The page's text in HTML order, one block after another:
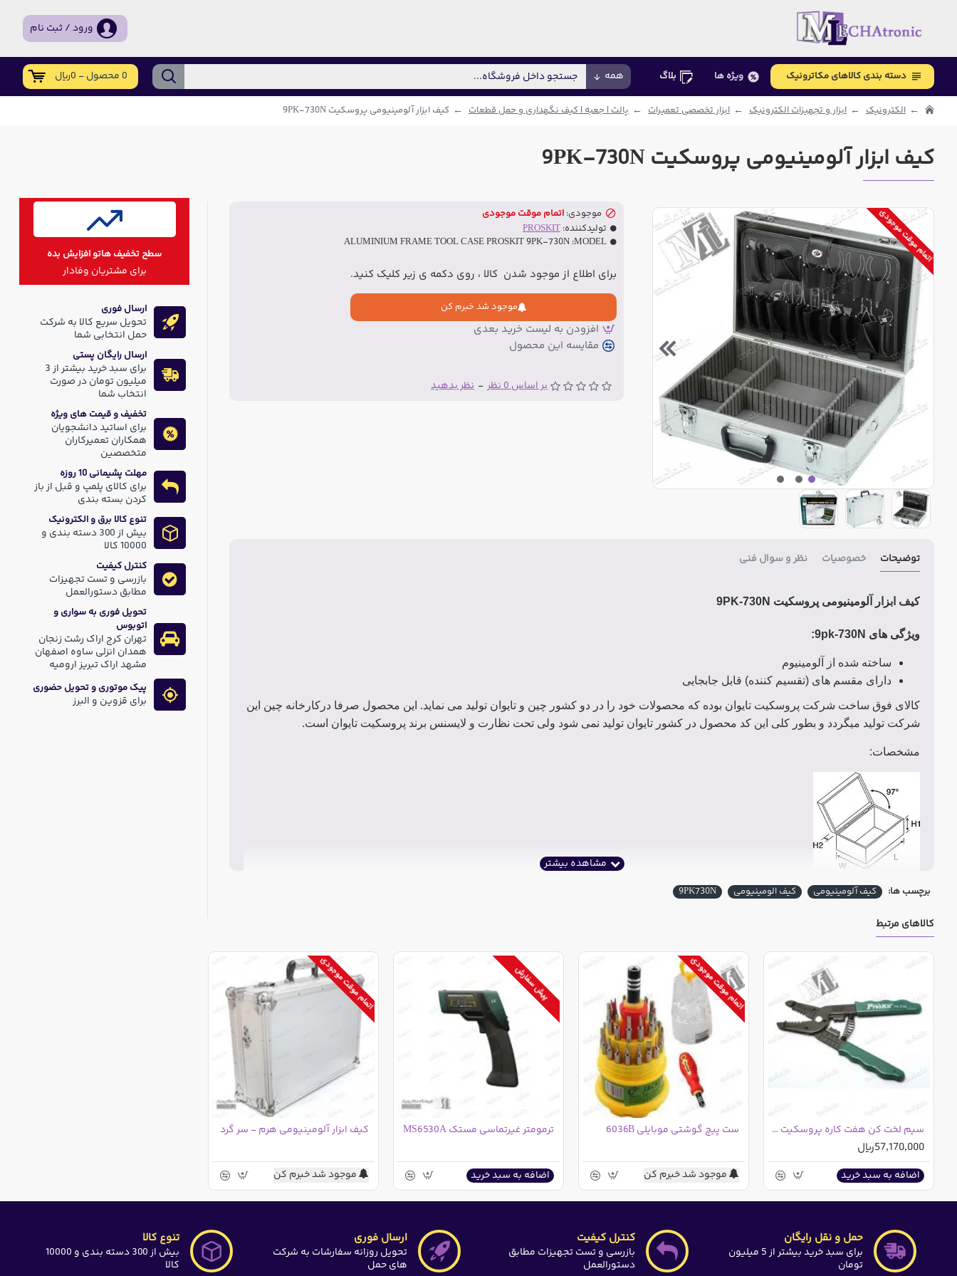
ورود / ثبت نام
دسته بندی کالاهای مکاترونیک ویژه ها بلاگ همه 0 محصول - 0ریال
الکترونیک ابزار و تجهیزات الکترونیک ابزار تخصصی تعمیرات پالت | جعبه | کیف نگهداری و حمل قطعات کیف ابزار آلومینیومی پروسکیت 9PK-730N
کیف ابزار آلومینیومی پروسکیت 9PK-730N
اتمام موقت موجودی
بر اساس 0 نظر - نظر بدهید
موجودی: اتمام موقت موجودی
تولیدکننده: PROSKIT
MODEL:
ALUMINIUM FRAME TOOL CASE PROSKIT 9PK-730N
برای اطلاع از موجود شدن کالا ، روی دکمه ی زیر کلیک کنید.
موجود شد خبرم کن
افزودن به لیست خرید بعدی
مقایسه این محصول
توضیحات خصوصیات نظر و سوال فنی
کیف ابزار آلومینیومی پروسکیت 9PK-730N
ویژگی های 9pk-730N:
ساخته شده از آلومینیوم
دارای مقسم های (تقسیم کننده) قابل جابجایی
کالای فوق ساخت شرکت پروسکیت تایوان بوده که محصولات خود را در دو کشور چین و تایوان تولید می نماید. این محصول صرفا درکارخانه چین این
شرکت تولید میگردد و بطور کلی این کد محصول در کشور تایوان تولید نمی شود ولی تحت نظارت و لایسنس برند پروسکیت تایوان است.
مشخصات:
ابعاد (میلیمتر) L
W
H1
H2
ابعاد خارجی
438
95
41
بسته بندی: داخل کارتن رنگی
برچسب ها: کیف آلومینیومی کیف الومینیومی 9PK730N
سطح تخفیف هاتو افزایش بده
برای مشتریان وفادار
ارسال فوری
تحویل سریع کالا به شرکت
حمل انتخابی شما
ارسال رایگان پستی
برای سبد خرید بیشتر از 3
میلیون تومان در صورت
انتخاب شما
تخفیف و قیمت های ویژه
برای اساتید دانشجویان
همکاران تعمیرکاران
متخصصین
مهلت پشیمانی 10 روزه
برای کالای پلمپ و قبل از باز
کردن بسته بندی
تنوع کالا برق و الکترونیک
بیش از 300 دسته بندی و
10000 کالا
کنترل کیفیت
بازرسی و تست تجهیزات
مطابق دستورالعمل
تحویل فوری به سواری و
اتوبوس
تهران کرج اراک رشت زنجان
همدان انزلی ساوه اصفهان
مشهد اراک تبریز ارومیه
پیک موتوری و تحویل حضوری
برای قزوین و البرز
کالاهای مرتبط
سیم لخت کن هفت کاره پروسکیت 8PK-3162 تایوانی
57,170,000ریال
اضافه به سبد خرید
اتمام موقت موجودی
ست پیچ گوشتی موبایلی 6036B
موجود شد خبرم کن
پیش سفارش
ترمومتر غیرتماسی مستک MS6530A
اضافه به سبد خرید
اتمام موقت موجودی
کیف ابزار آلومینیومی هرم - سر گرد
موجود شد خبرم کن
حمل و نقل رایگان
برای سبد خرید بیشتر از 5 میلیون
تومان
کنترل کیفیت
بازرسی و تست تجهیزات مطابق
دستورالعمل
ارسال فوری
تحویل روزانه سفارشات به شرکت
های حمل
تنوع کالا
بیش از 300 دسته بندی و 10000
کالا